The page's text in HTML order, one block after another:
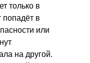
только в
попадёт в
или
на другой.